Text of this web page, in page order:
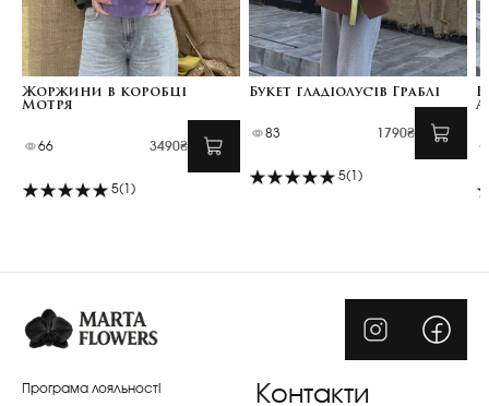
Жоржини в коробці
Мотря
66 3490₴
5(1)
Букет гладіолусів Граблі
83 1790₴
5(1)
Програма лояльності Контакти